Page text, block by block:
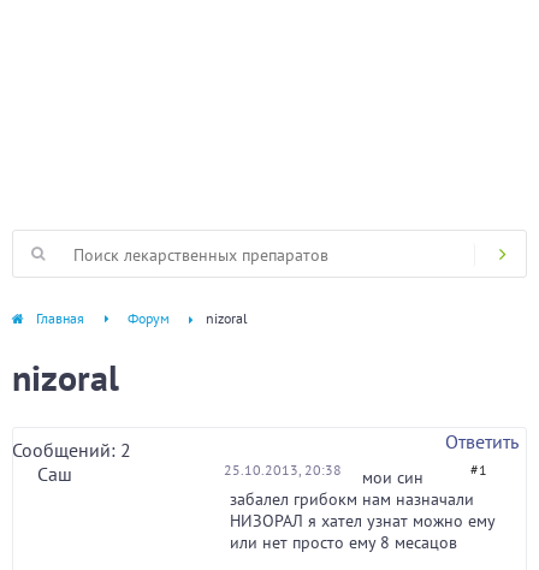
Главная Форум nizoral
nizoral
Сообщений: 2
Ответить
Саш
25.10.2013, 20:38 #1
мои син
забалел грибокм нам назначали
НИЗОРАЛ я хател узнат можно ему
или нет просто ему 8 месацов